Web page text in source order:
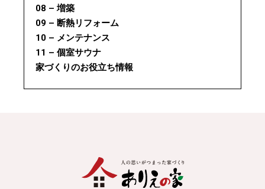
08 – 増築
09 – 断熱リフォーム
10 – メンテナンス
11 – 個室サウナ
家づくりのお役立ち情報